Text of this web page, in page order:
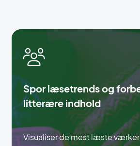
Spor læsetrends og
litterære indhold
Visualiser de mest læste